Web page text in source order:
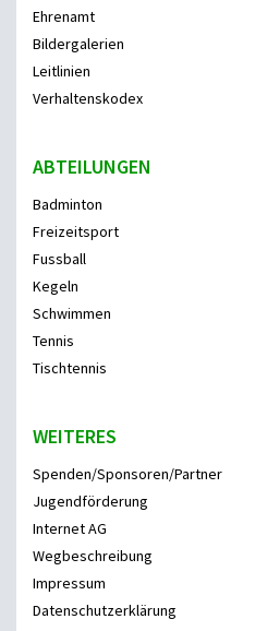
Ehrenamt
Bildergalerien
Leitlinien
Verhaltenskodex
ABTEILUNGEN
Badminton
Freizeitsport
Fussball
Kegeln
Schwimmen
Tennis
Tischtennis
WEITERES
Spenden/Sponsoren/Partner
Jugendförderung
Internet AG
Wegbeschreibung
Impressum
Datenschutzerklärung